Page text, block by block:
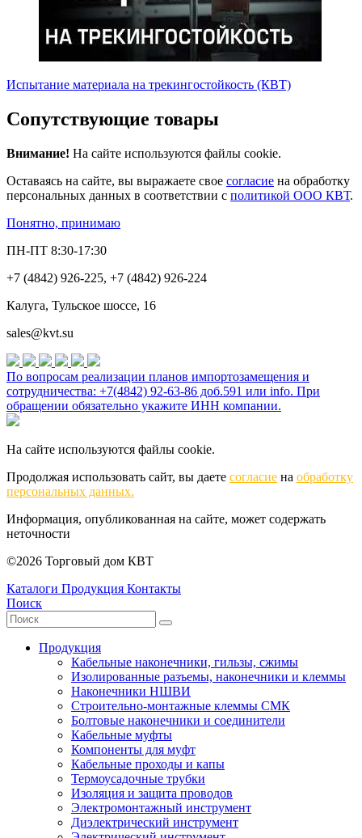
Испытание материала на трекингостойкость (КВТ)
Сопутствующие товары
Внимание! На сайте используются файлы cookie.
Оставаясь на сайте, вы выражаете свое согласие на обработку
персональных данных в соответствии с политикой ООО КВТ.
Понятно, принимаю
ПН-ПТ 8:30-17:30
+7 (4842) 926-225, +7 (4842) 926-224
Калуга, Тульское шоссе, 16
sales@kvt.su
По вопросам реализации планов импортозамещения и
сотрудничества: +7(4842) 92-63-86 доб.591 или info. При
обращении обязательно укажите ИНН компании.
На сайте используются файлы cookie.
Продолжая использовать сайт, вы даете согласие на обработку
персональных данных.
Информация, опубликованная на сайте, может содержать
неточности
©2026 Торговый дом КВТ
Каталоги Продукция Контакты
Поиск
Продукция
Кабельные наконечники, гильзы, сжимы
Изолированные разъемы, наконечники и клеммы
Наконечники НШВИ
Строительно-монтажные клеммы СМК
Болтовые наконечники и соединители
Кабельные муфты
Компоненты для муфт
Кабельные проходы и капы
Термоусадочные трубки
Изоляция и защита проводов
Электромонтажный инструмент
Диэлектрический инструмент